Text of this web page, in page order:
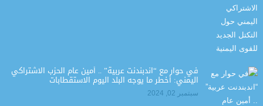
في حوار مع “اندبندنت عربية” .. أمين عام الحزب الاشتراكي
اليمني: أخطر ما يوجه البلد اليوم الاستقطابات
سبتمبر 02, 2024